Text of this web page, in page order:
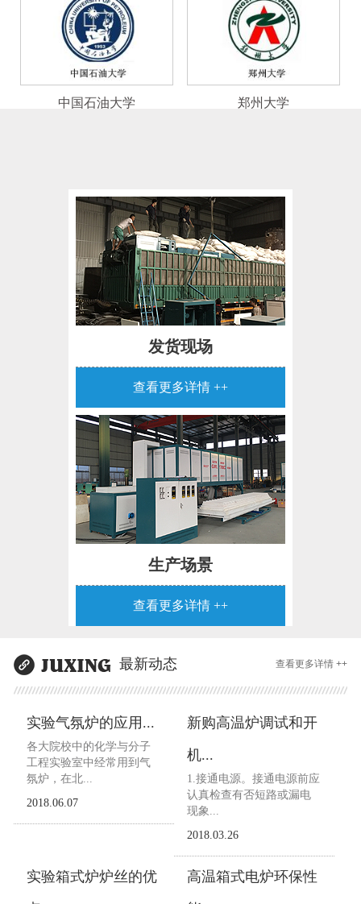
中国石油大学 郑州大学
发货现场
查看更多详情 ++
生产场景
查看更多详情 ++
最新动态 查看更多详情 ++
实验气氛炉的应用...
各大院校中的化学与分子
工程实验室中经常用到气
氛炉，在北...
2018.06.07
新购高温炉调试和开
机...
1.接通电源。接通电源前应
认真检查有否短路或漏电
现象...
2018.03.26
实验箱式炉炉丝的优
高温箱式电炉环保性